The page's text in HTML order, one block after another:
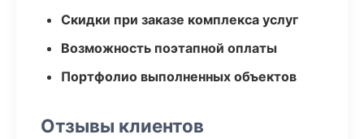
Скидки при заказе комплекса услуг
Возможность поэтапной оплаты
Портфолио выполненных объектов
Отзывы клиентов